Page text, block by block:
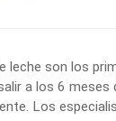
leche son los
a los 6 meses
Los